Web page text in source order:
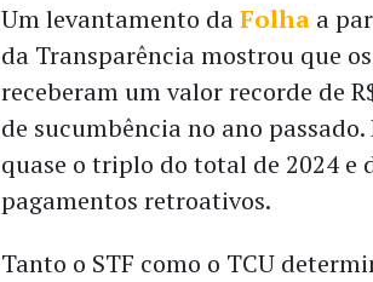
Um levantamento daFolha a
da Transparência mostrou que
receberam um valor recorde de
de sucumbência no ano
quase o triplo do total de 2024 e
pagamentos retroativos.
Tanto o STF como o TCU